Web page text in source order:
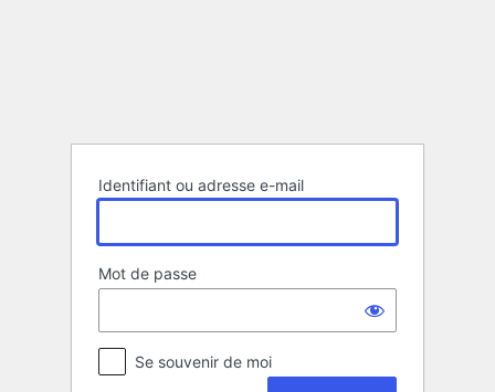
Identifiant ou adresse e-mail
Mot de passe
Se souvenir de moi